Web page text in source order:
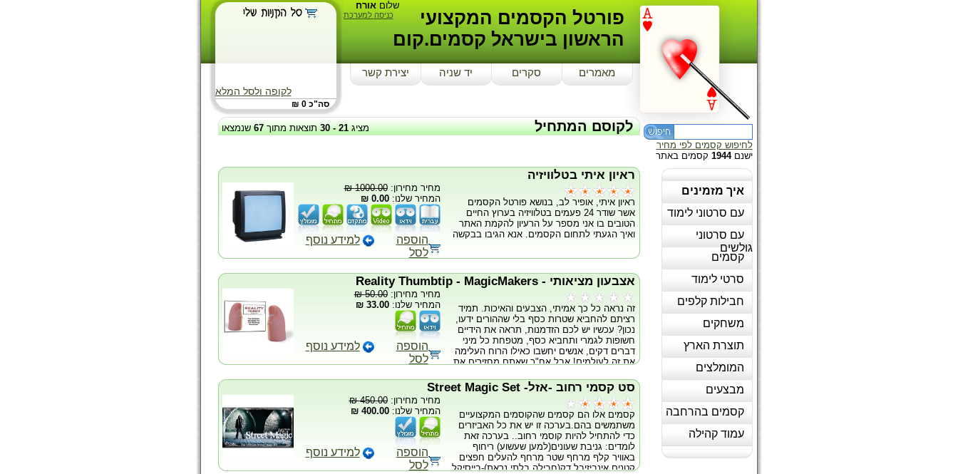
לקופה ולסל המלא
סה"כ 0 ₪
שלוםאורח
כניסה למערכת
פורטל הקסמים המקצועי
הראשון בישראל קסמים.קום
מאמרים סקרים יד שניה יצירת קשר
לחיפוש קסמים לפי מחיר
ישנם1944 קסמים באתר
איך מזמינים
עם סרטוני לימוד
עם סרטוני
גולשים
קסמים
סרטי לימוד
חבילות קלפים
משחקים
תוצרת הארץ
המומלצים
מבצעים
קסמים בהרחבה
עמוד קהילה
מציג21
-
30 תוצאות מתוך67שנמצאו לקוסם המתחיל
ראיון איתי בטלוויזיה
ראיון איתי, אופיר לב, בנושא פורטל הקסמים
אשר שודר 24 פעמים בטלוויזיה בערוץ החיים
הטובים בו אני מספר על הרעיון להקמת האתר
ואיך הגעתי לתחום הקסמים. אנא הגיבו בבקשה
מחיר מחירון:1000.00 ₪
המחיר שלנו:0.00 ₪
הוספה
לסל
למידע נוסף
אצבעון מציאותי - Reality Thumbtip - MagicMakers
זה נראה כל כך אמיתי, הצבעים והאיכות. תמיד
רציתם להחביא שטרות כסף בלי שההורים ידעו,
נכון? עכשיו יש לכם הזדמנות, תראה את הידיים
חשופות לגמרי ותחביא כסף, מטפחת כל מיני
דברים דקים, אנשים יחשבו כאילו הרוח העלימה
את זה לעולמים! אבל אח"כ שאתם מחזירים את
לכל קוסם! מגיע עם מטפחת וסרטון לימוד
בעברית
מחיר מחירון:50.00 ₪
המחיר שלנו:33.00 ₪
הוספה
לסל
למידע נוסף
סט קסמי רחוב -אזל- Street Magic Set
קסמים אלו הם קסמים שהקוסמים המקצועיים
משתמשים בהם.בערכה זו יש את כל האביזרים
כדי להתחיל להיות קוסמי רחוב.. בערכה זאת
לומדים: גניבת שעונים(למען שעשוע) ריחוף
באוויר קלף מרחף שטר מרחף להעלים חפצים
קטנים אינביזיבל דק(חבילה בלתי נראת)-בייסיקל
מחיר מחירון:450.00 ₪
המחיר שלנו:400.00 ₪
הוספה
לסל
למידע נוסף